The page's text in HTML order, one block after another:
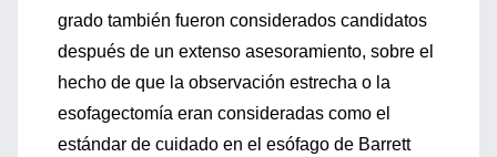
grado también fueron considerados candidatos
después de un extenso asesoramiento, sobre el
hecho de que la observación estrecha o la
esofagectomía eran consideradas como el
estándar de cuidado en el esófago de Barrett